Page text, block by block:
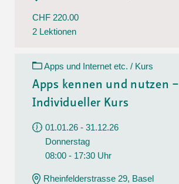
CHF 220.00
2 Lektionen
Apps und Internet etc. / Kurs
Apps kennen und nutzen –
Individueller Kurs
01.01.26 - 31.12.26
Donnerstag
08:00 - 17:30 Uhr
Rheinfelderstrasse 29, Basel